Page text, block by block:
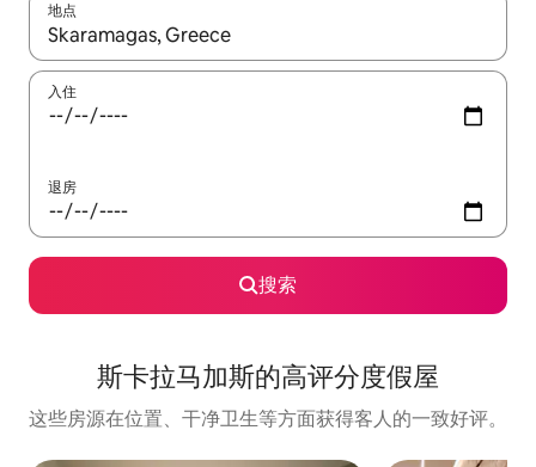
地点
如有搜索结果，请使用上下方向键查看，或通过点击或滑动手势
入住
退房
搜索
斯卡拉马加斯的高评分度假屋
这些房源在位置、干净卫生等方面获得客人的一致好评。